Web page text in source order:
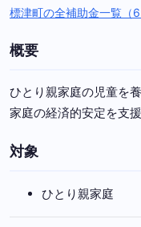
標津町の全補助金一覧（
概要
ひとり親家庭の児童を
家庭の経済的安定を支援
対象
ひとり親家庭